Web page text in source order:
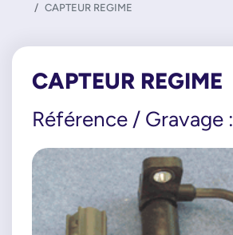
CAPTEUR REGIME
CAPTEUR REGIME
Référence / Gravage :